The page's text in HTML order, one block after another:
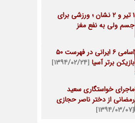
1 تیر و 2 نشان ؛ ورزشی برای
جسم ولی به نفع مغز
اسامی 6 ایرانی در فهرست 50
بازیکن برتر آسیا [۱۳۹۴/۰۲/۲۴]
ماجرای خواستگاری سعید
رمضانی از دختر ناصر حجازی
[۱۳۹۴/۰۳/۰۷]